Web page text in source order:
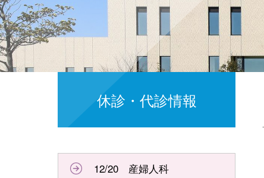
休診・代診情報
12/20 産婦人科